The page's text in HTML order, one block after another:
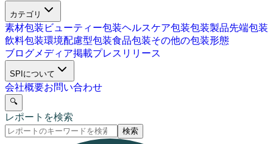
カテゴリ
素材包装 ビューティー包装ヘルスケア包装包装製品先端包装
飲料包装環境配慮型包装食品包装その他の包装形態
ブログメディア掲載プレスリリース
SPIについて
会社概要お問い合わせ
🔍
レポートを検索
検索